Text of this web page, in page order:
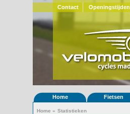
Contact Openingstijden
Home Fietsen
Home » Statistieken